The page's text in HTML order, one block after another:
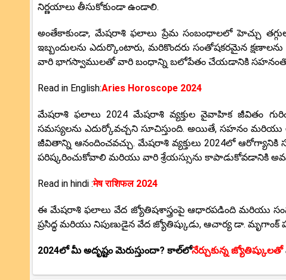
నిర్ణయాలు తీసుకోకుండా ఉండాలి.
అంతేకాకుండా, మేషరాశి ఫలాలు ప్రేమ సంబంధాలలో హెచ్చు
ఇబ్బందులను ఎదుర్కొంటారు, మరికొందరు సంతోషకరమైన
వారి భాగస్వాములతో వారి బంధాన్ని బలోపేతం చేయడానికి
Read in English:Aries Horoscope 2024
మేషరాశి ఫలాలు 2024 మేషరాశి వ్యక్తుల వైవాహిక జీవితం
సమస్యలను ఎదుర్కోవచ్చని సూచిస్తుంది. అయితే, సహనం
జీవితాన్ని ఆనందించవచ్చు. మేషరాశి వ్యక్తులు 2024లో
పరిష్కరించుకోవాలి మరియు వారి శ్రేయస్సును కాపాడుకోవడానికి
Read in hindi :मेष राशिफल 2024
ఈ మేషరాశి ఫలాలు వేద జ్యోతిషశాస్త్రంపై ఆధారపడింది మరియు
ప్రసిద్ధ మరియు నిపుణుడైన వేద జ్యోతిష్కుడు, ఆచార్య డా. మృగాంక్
2024లో మీ అదృష్టం మెరుస్తుందా? కాల్‌లోనేర్చుకున్న జ్యోతిష్కులతో